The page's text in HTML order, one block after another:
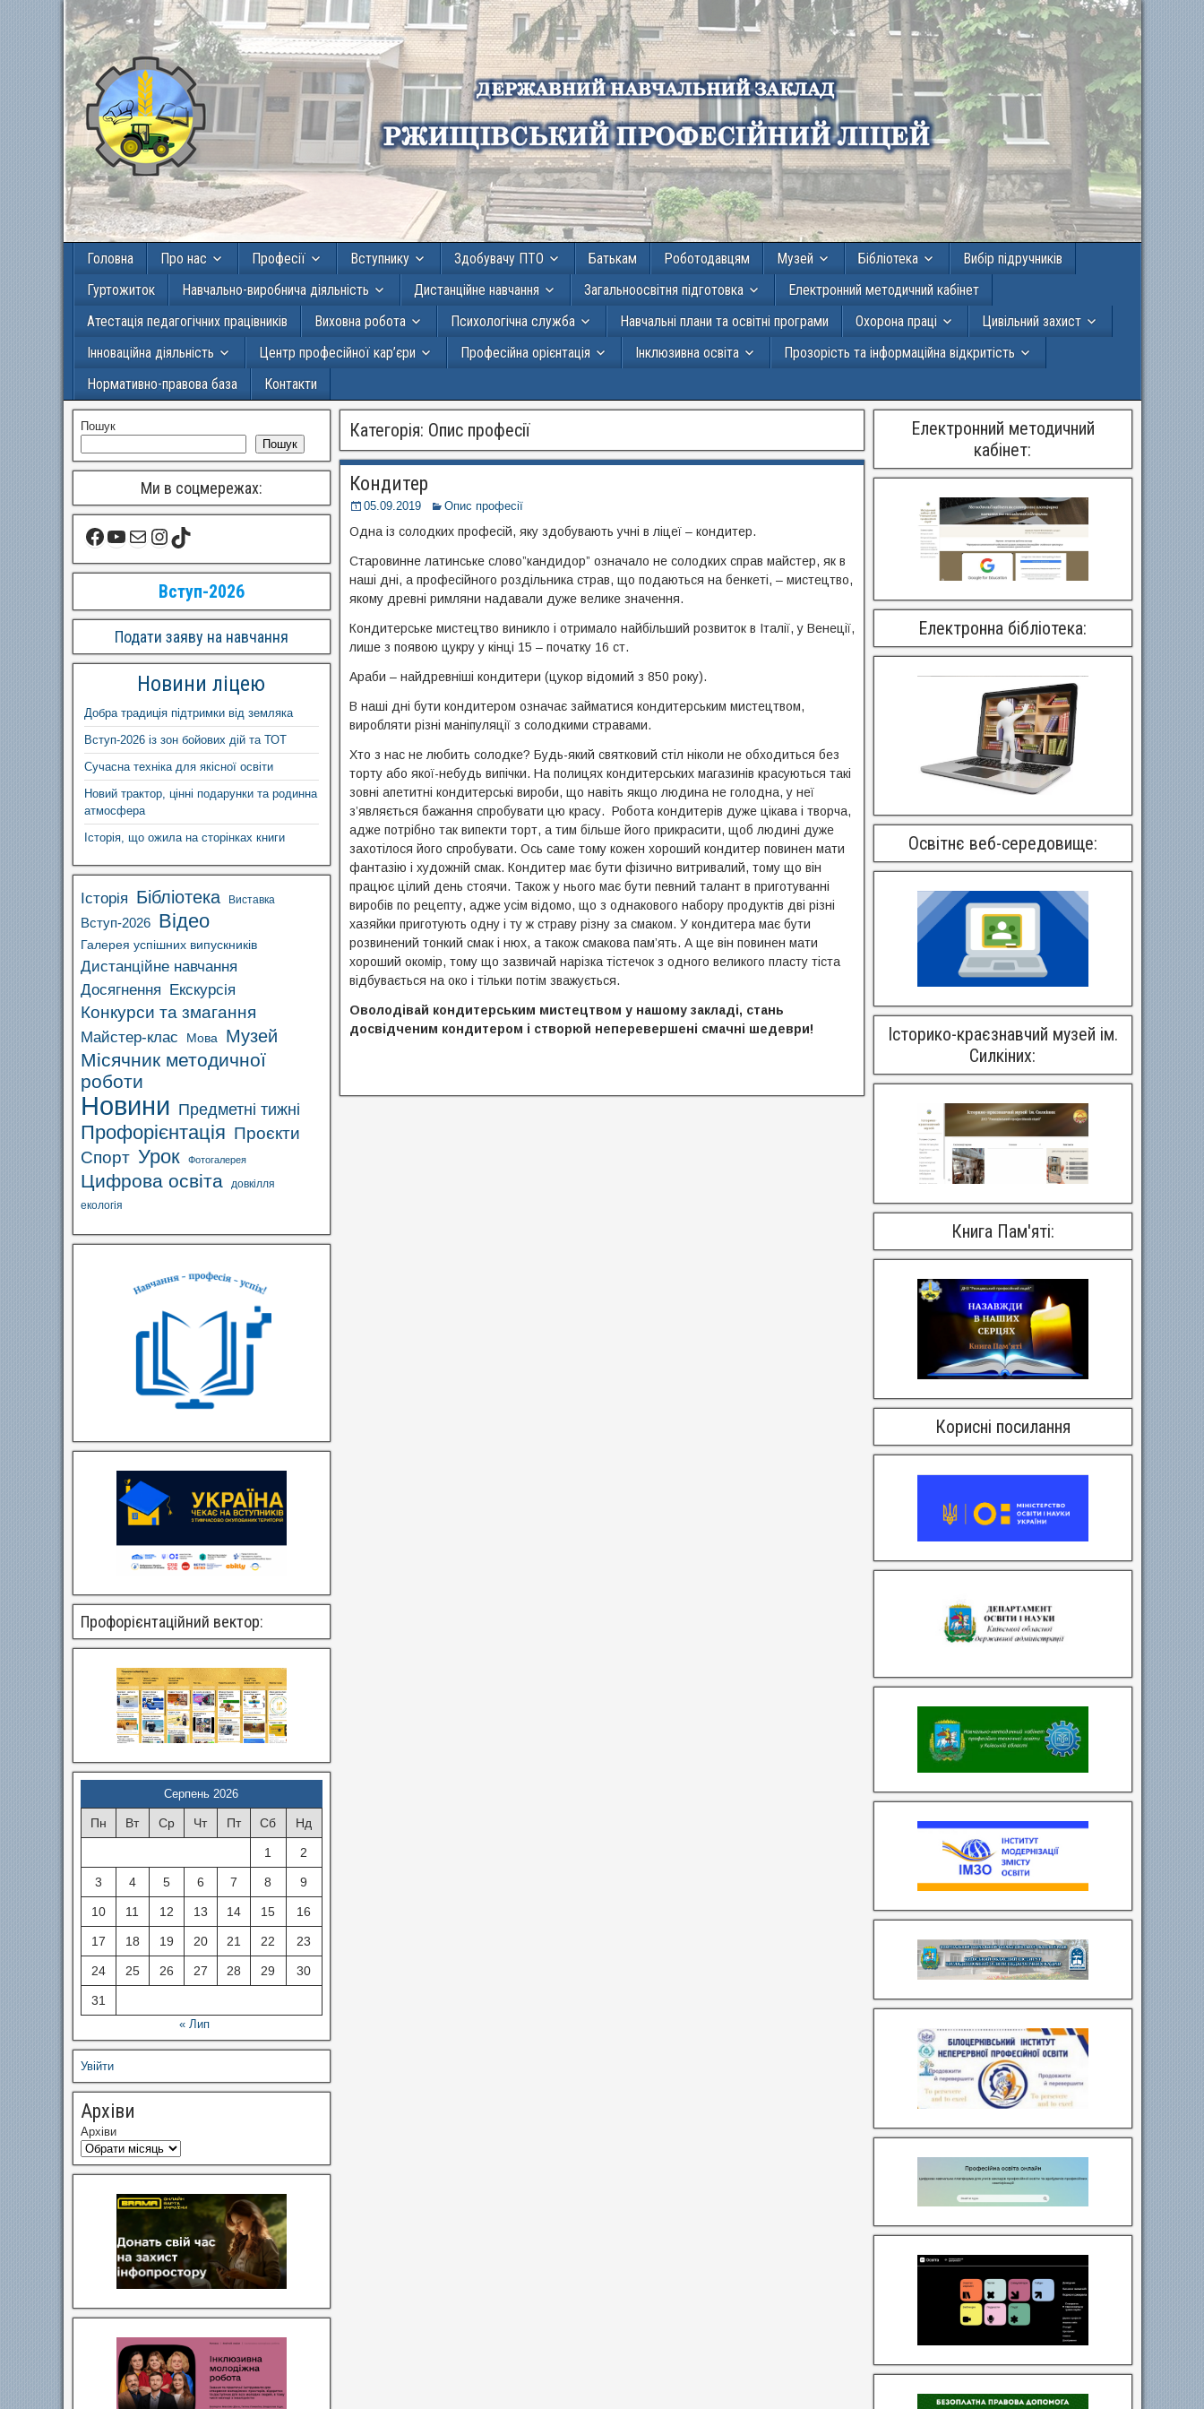
Головна Про нас Професії Вступнику Здобувачу ПТО Батькам Роботодавцям Музей Бібліотека
Вибір підручників
Гуртожиток
Навчально-виробнича діяльність Дистанційне навчання Загальноосвітня підготовка
Електронний методичний кабінет
Атестація педагогічних працівників
Виховна робота Психологічна служба Навчальні плани та освітні програми Охорона праці
Цивільний захист
Інноваційна діяльність
Центр професійної кар’єри Професійна орієнтація Інклюзивна освіта
Прозорість та інформаційна відкритість
Нормативно-правова база
Контакти
Категорія: Опис професії
Кондитер
05.09.2019 Опис професії
Одна із солодких професій, яку здобувають учні в ліцеї – кондитер.
Старовинне латинське слово”кандидор” означало не солодких справ майстер, як в
наші дні, а професійного роздільника страв, що подаються на бенкеті, – мистецтво,
якому древні римляни надавали дуже велике значення.
Кондитерське мистецтво виникло і отримало найбільший розвиток в Італії, у Венеції,
лише з появою цукру у кінці 15 – початку 16 ст.
Араби – найдревніші кондитери (цукор відомий з 850 року).
В наші дні бути кондитером означає займатися кондитерським мистецтвом,
виробляти різні маніпуляції з солодкими стравами.
Хто з нас не любить солодке? Будь-який святковий стіл ніколи не обходиться без
торту або якої-небудь випічки. На полицях кондитерських магазинів красуються такі
зовні апетитні кондитерські вироби, що навіть якщо людина не голодна, у неї
з’являється бажання спробувати цю красу. Робота кондитерів дуже цікава і творча,
адже потрібно так випекти торт, а тим більше його прикрасити, щоб людині дуже
захотілося його спробувати. Ось саме тому кожен хороший кондитер повинен мати
фантазію і художній смак. Кондитер має бути фізично витривалий, тому що він
працює цілий день стоячи. Також у нього має бути певний талант в приготуванні
виробів по рецепту, адже усім відомо, що з однакового набору продуктів дві різні
хазяйки приготують одну і ту ж страву різну за смаком. У кондитера має бути
розвинений тонкий смак і нюх, а також смакова пам’ять. А ще він повинен мати
хороший окомір, тому що зазвичай нарізка тістечок з одного великого пласту тіста
відбувається на око і тільки потім зважується.
Оволодівай кондитерським мистецтвом у нашому закладі, стань
досвідченим кондитером і створюй неперевершені смачні шедеври!
Пошук
Пошук
Ми в соцмережах:
Вступ-2026
Подати заяву на навчання
Новини ліцею
Добра традиція підтримки від земляка
Вступ-2026 із зон бойових дій та ТОТ
Сучасна техніка для якісної освіти
Новий трактор, цінні подарунки та родинна
атмосфера
Історія, що ожила на сторінках книги
Історія Бібліотека Виставка
Вступ-2026 Відео
Галерея успішних випускників
Дистанційне навчання
Досягнення Екскурсія
Конкурси та змагання
Майстер-клас Мова Музей
Місячник методичної
роботи
Новини Предметні тижні
Профорієнтація Проєкти
Спорт Урок Фотогалерея
Цифрова освіта
довкілля
екологія
Профорієнтаційний вектор:
Серпень 2026
Пн Вт Ср Чт Пт Сб Нд
1 2
3 4 5 6 7 8 9
10 11 12 13 14 15 16
17 18 19 20 21 22 23
24 25 26 27 28 29 30
31
« Лип
Увійти
Архіви
Архіви
Електронний методичний
кабінет:
Електронна бібліотека:
Освітнє веб-середовище:
Історико-краєзнавчий музей ім.
Силкіних:
Книга Пам'яті:
Корисні посилання